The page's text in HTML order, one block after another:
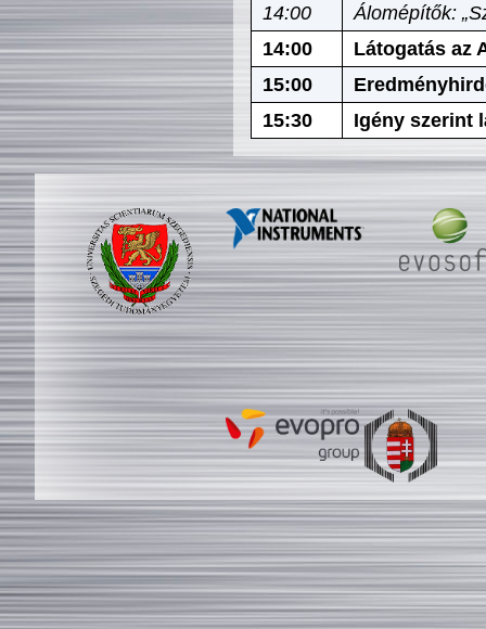
14:00
Álomépítők:
14:00
Látogatás az
15:00
15:30
Igény szerint